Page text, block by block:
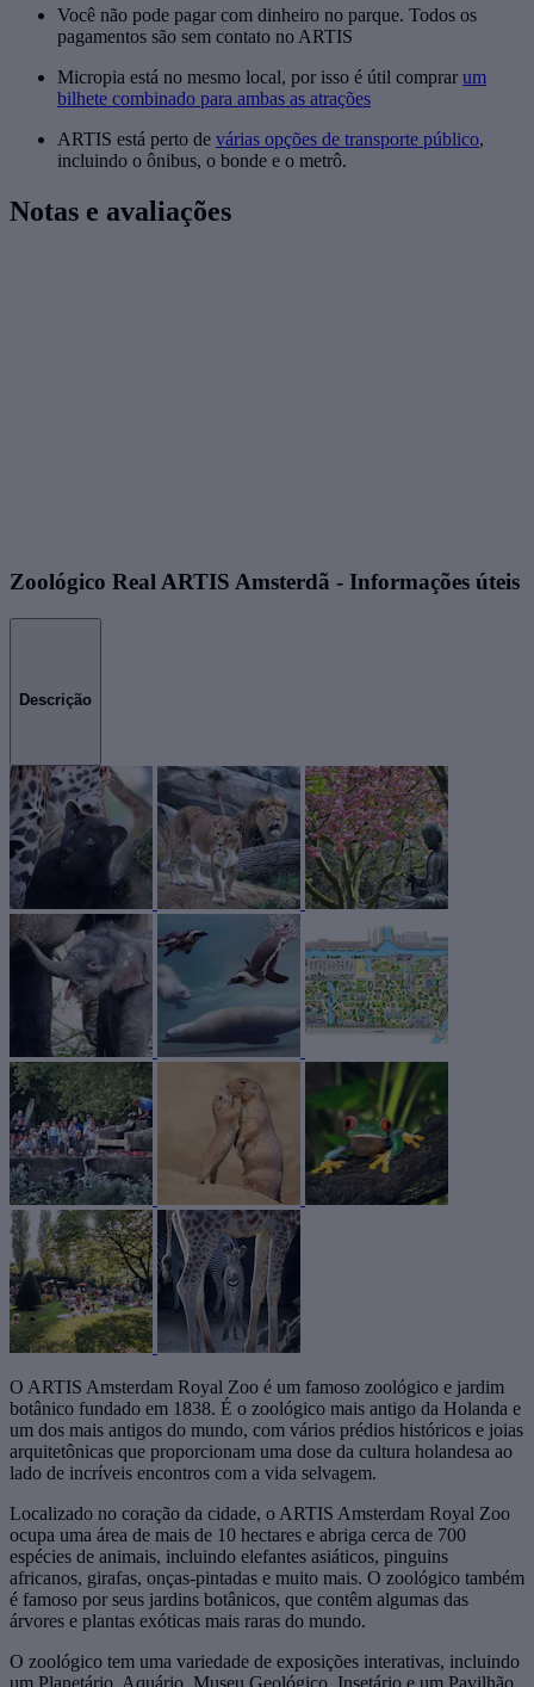
Você não pode pagar com dinheiro no parque. Todos os
pagamentos são sem contato no ARTIS
Micropia está no mesmo local, por isso é útil comprar um
bilhete combinado para ambas as atrações
ARTIS está perto de várias opções de transporte público,
incluindo o ônibus, o bonde e o metrô.
Notas e avaliações
Zoológico Real ARTIS Amsterdã - Informações úteis
Descrição
O ARTIS Amsterdam Royal Zoo é um famoso zoológico e jardim
botânico fundado em 1838. É o zoológico mais antigo da Holanda e
um dos mais antigos do mundo, com vários prédios históricos e joias
arquitetônicas que proporcionam uma dose da cultura holandesa ao
lado de incríveis encontros com a vida selvagem.
Localizado no coração da cidade, o ARTIS Amsterdam Royal Zoo
ocupa uma área de mais de 10 hectares e abriga cerca de 700
espécies de animais, incluindo elefantes asiáticos, pinguins
africanos, girafas, onças-pintadas e muito mais. O zoológico também
é famoso por seus jardins botânicos, que contêm algumas das
árvores e plantas exóticas mais raras do mundo.
O zoológico tem uma variedade de exposições interativas, incluindo
um Planetário, Aquário, Museu Geológico, Insetário e um Pavilhão